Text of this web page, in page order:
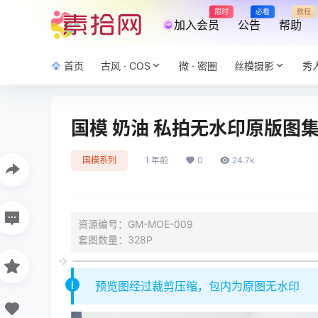
加入会员
限时
公告
必看
帮助
教程
首页 古风 · COS 微 · 密圈 丝模摄影 秀
国模 奶油 私拍无水印原版图
国模系列 1 年前 0 24.7k
资源编号：GM-MOE-009
套图数量：328P
预览图经过裁剪压缩，包内为原图无水印